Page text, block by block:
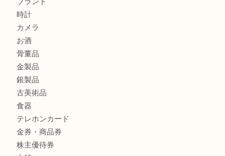
純金のリングをお買取いたしました。U